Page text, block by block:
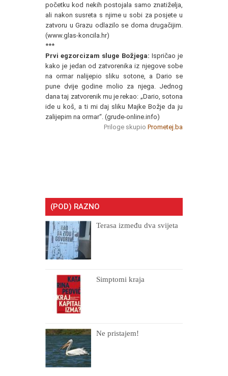
početku kod nekih postojala samo znatiželja,
ali nakon susreta s njime u sobi za posjete u
zatvoru u Grazu odlazilo se doma drugačijim.
(www.glas-koncila.hr)
***
Prvi egzorcizam sluge Božjega: Ispričao je
kako je jedan od zatvorenika iz njegove sobe
na ormar nalijepio sliku sotone, a Dario se
pune dvije godine molio za njega. Jednog
dana taj zatvorenik mu je rekao: „Dario, sotona
ide u koš, a ti mi daj sliku Majke Božje da ju
zalijepim na ormar“. (grude-online.info)
Priloge skupio Prometej.ba
(POD) RAZNO
Terasa između dva svijeta
Simptomi kraja
Ne pristajem!